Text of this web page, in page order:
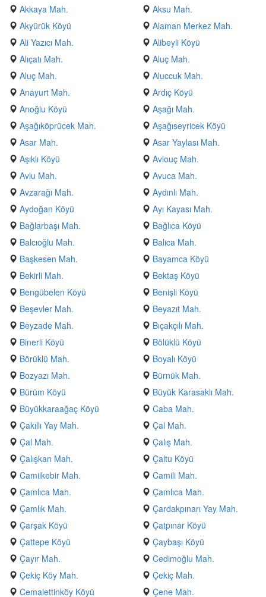
Akkaya Mah.
Aksu Mah.
Akyürük Köyü
Alaman Merkez Mah.
Ali Yazıcı Mah.
Alibeyli Köyü
Alıçatı Mah.
Aluç Mah.
Aluç Mah.
Aluccuk Mah.
Anayurt Mah.
Ardıç Köyü
Arıoğlu Köyü
Aşağı Mah.
Aşağıköprücek Mah.
Aşağıseyricek Köyü
Asar Mah.
Asar Yaylası Mah.
Aşıklı Köyü
Avlouç Mah.
Avlu Mah.
Avuca Mah.
Avzarağı Mah.
Aydınlı Mah.
Aydoğan Köyü
Ayı Kayası Mah.
Bağlarbaşı Mah.
Bağlıca Köyü
Balcıoğlu Mah.
Balıca Mah.
Başkesen Mah.
Bayamca Köyü
Bekirli Mah.
Bektaş Köyü
Bengübelen Köyü
Benişli Köyü
Beşevler Mah.
Beyazıt Mah.
Beyzade Mah.
Bıçakçılı Mah.
Binerli Köyü
Bölüklü Köyü
Börüklü Mah.
Boyalı Köyü
Bozyazı Mah.
Bürnük Mah.
Bürüm Köyü
Büyük Karasaklı Mah.
Büyükkaraağaç Köyü
Caba Mah.
Çakıllı Yay Mah.
Çal Mah.
Çal Mah.
Çalış Mah.
Çalışkan Mah.
Çaltu Köyü
Camiikebir Mah.
Camili Mah.
Çamlıca Mah.
Çamlıca Mah.
Çamlık Mah.
Çardakpınarı Yay Mah.
Çarşak Köyü
Çatpınar Köyü
Çattepe Köyü
Çaybaşı Köyü
Çayır Mah.
Cedimoğlu Mah.
Çekiç Köy Mah.
Çekiç Mah.
Cemalettinköy Köyü
Çene Mah.